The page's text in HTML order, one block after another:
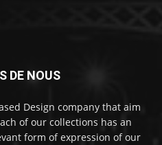
DE NOUS
Design company that aim
of our collections has an
form of expression of our